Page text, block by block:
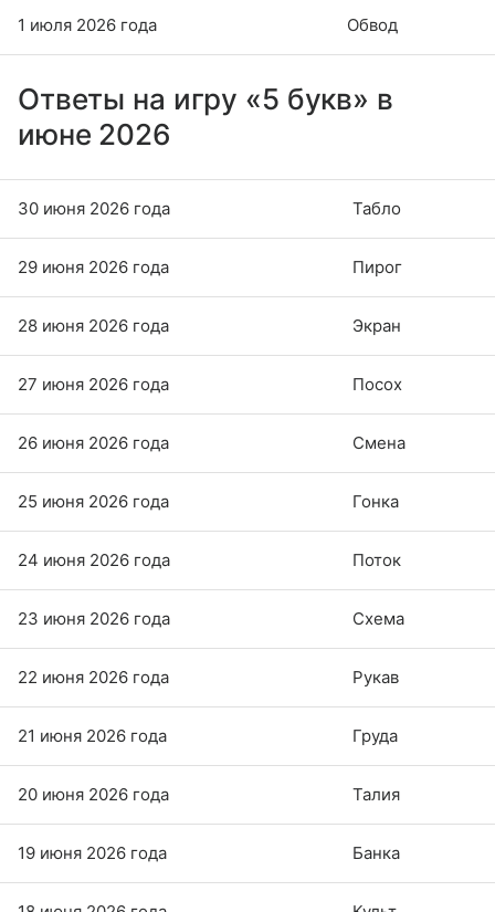
1 июля 2026 года Обвод
Ответы на игру «5 букв» в
июне 2026
30 июня 2026 года Табло
29 июня 2026 года Пирог
28 июня 2026 года Экран
27 июня 2026 года Посох
26 июня 2026 года Смена
25 июня 2026 года Гонка
24 июня 2026 года Поток
23 июня 2026 года Схема
22 июня 2026 года Рукав
21 июня 2026 года Груда
20 июня 2026 года Талия
19 июня 2026 года Банка